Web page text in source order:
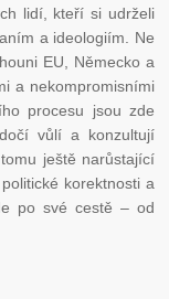
lidí, kteří si udrželi
a ideologiím. Ne
EU, Německo a
a nekompromisními
procesu jsou zde
vůlí a konzultují
ještě narůstající
korektnosti a
po své cestě – od